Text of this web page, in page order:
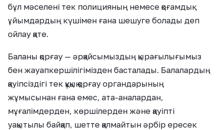
бұл мәселені тек полицияның немесе қоғамдық
ұйымдардың күшімен ғана шешуге болады деп
ойлау қате.
Баланы қорғау — әрқайсымыздың қырағылығымыз
бен жауапкершілігімізден басталады. Балалардың
қауіпсіздігі тек құқық қорғау органдарының
жұмысынан ғана емес, ата-аналардан,
мұғалімдерден, көршілерден және қауіпті
уақытылы байқап, шетте қалмайтын әрбір ересек